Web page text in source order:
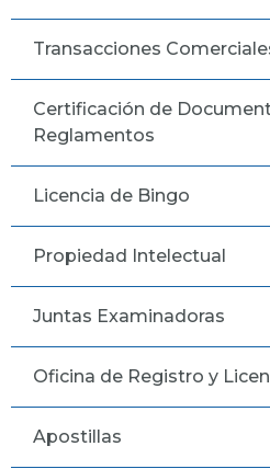
Transacciones
Certificación de
Reglamentos
Licencia de Bingo
Propiedad Intelectual
Juntas Examinadoras
Oficina de Registro y
Apostillas